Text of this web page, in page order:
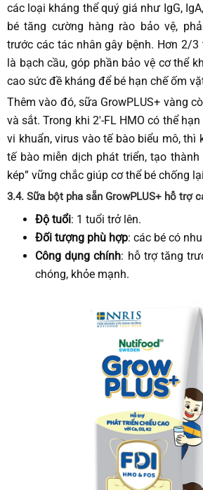
các loại kháng thể quý giá như IgG,
bé tăng cường hàng rào bảo vệ,
trước các tác nhân gây bệnh. Hơn 2/3
là bạch cầu, góp phần bảo vệ cơ thể
cao sức đề kháng để bé hạn chế ốm
Thêm vào đó, sữa GrowPLUS+ vàng
và sắt. Trong khi 2'-FL HMO có thể
vi khuẩn, virus vào tế bào biểu mô, thì
tế bào miễn dịch phát triển, tạo thành
kép” vững chắc giúp cơ thể bé chống
3.4. Sữa bột pha sẵn GrowPLUS+ hỗ trợ
Độ tuổi: 1 tuổi trở lên.
Đối tượng phù hợp: các bé có
Công dụng chính: hỗ trợ tăng
chóng, khỏe mạnh.